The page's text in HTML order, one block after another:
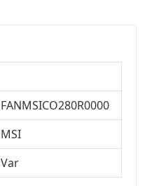
FANMSICO280R0000
MSI
Var